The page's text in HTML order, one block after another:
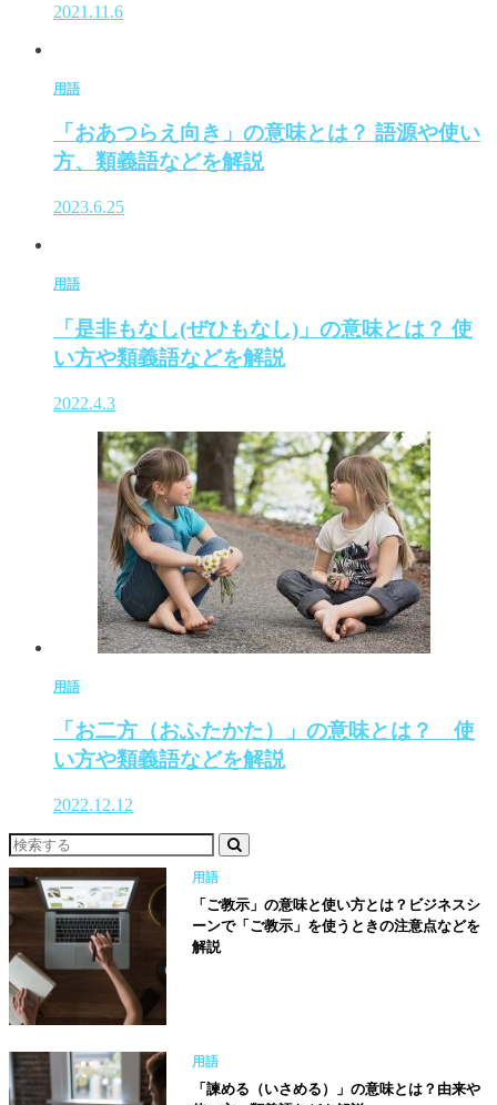
2021.11.6
用語
「おあつらえ向き」の意味とは？ 語源や使い
方、類義語などを解説
2023.6.25
用語
「是非もなし(ぜひもなし)」の意味とは？ 使
い方や類義語などを解説
2022.4.3
用語
「お二方（おふたかた）」の意味とは？ 使
い方や類義語などを解説
2022.12.12
用語
「ご教示」の意味と使い方とは？ビジネスシ
ーンで「ご教示」を使うときの注意点などを
解説
用語
「諫める（いさめる）」の意味とは？由来や